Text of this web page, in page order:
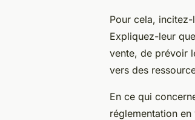
Pour cela,
Expliquez-leur
vente, de prévoir
vers des
En ce qui
réglementation